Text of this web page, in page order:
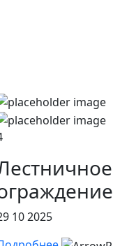
10 2025